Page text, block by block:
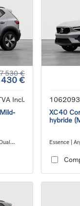
530 €
430 €
Incl.
XC40
hybride
Essence |